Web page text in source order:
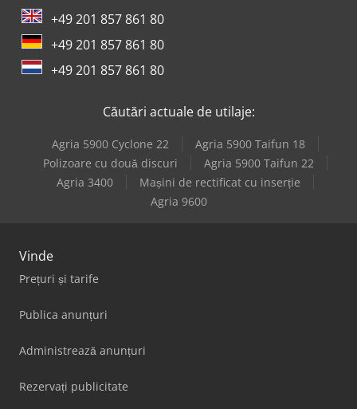
Renault Trafic L
Vw Crafter
Vw Crafter 50
Vw T 3
+49 201 857 861 80
+49 201 857 861 80
+49 201 857 861 80
Căutări actuale de utilaje:
Agria 5900 Cyclone 22
Agria 5900 Taifun 18
Polizoare cu două discuri
Agria 5900 Taifun 22
Agria 3400
Mașini de rectificat cu inserție
Agria 9600
Vinde
Prețuri și tarife
Publica anunțuri
Administrează anunțuri
Rezervați publicitate